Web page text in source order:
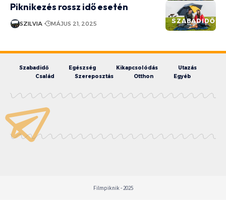
SZABADIDŐ
Piknikezés rossz idő esetén
SZILVIA MÁJUS 21, 2025
Szabadidő Egészség Kikapcsolódás
Utazás
Család
Szereposztás Otthon Egyéb
Filmpiknik - 2025